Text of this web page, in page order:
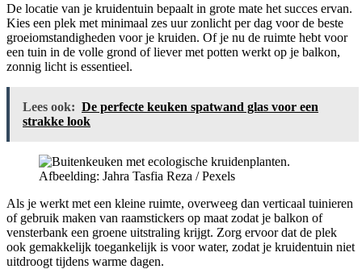
De locatie van je kruidentuin bepaalt in grote mate het succes ervan.
Kies een plek met minimaal zes uur zonlicht per dag voor de beste
groeiomstandigheden voor je kruiden. Of je nu de ruimte hebt voor
een tuin in de volle grond of liever met potten werkt op je balkon,
zonnig licht is essentieel.
Lees ook: De perfecte keuken spatwand glas voor een
strakke look
Afbeelding: Jahra Tasfia Reza / Pexels
Als je werkt met een kleine ruimte, overweeg dan verticaal tuinieren
of gebruik maken van raamstickers op maat zodat je balkon of
vensterbank een groene uitstraling krijgt. Zorg ervoor dat de plek
ook gemakkelijk toegankelijk is voor water, zodat je kruidentuin niet
uitdroogt tijdens warme dagen.